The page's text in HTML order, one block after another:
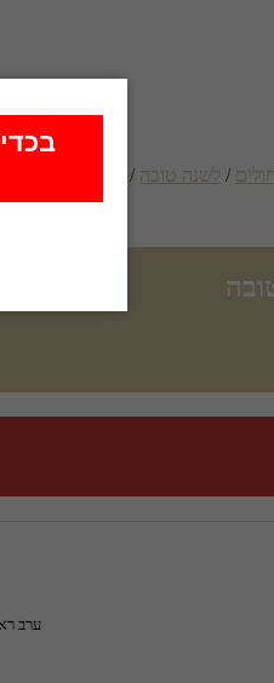
/ לשנה טובה / ברכה לשנה טובה